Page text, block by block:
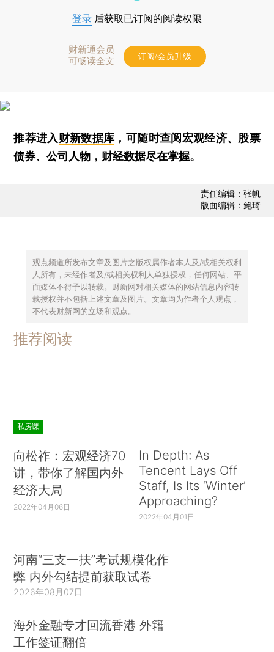
登录 后获取已订阅的阅读权限
财新通会员
可畅读全文
订阅/会员升级
推荐进入财新数据库 ，可随时查阅宏观经济、股票
债券、公司人物，财经数据尽在掌握。
责任编辑：张帆
版面编辑：鲍琦
观点频道所发布文章及图片之版权属作者本人及/或相关权利
人所有，未经作者及/或相关权利人单独授权，任何网站、平
面媒体不得予以转载。财新网对相关媒体的网站信息内容转
载授权并不包括上述文章及图片。文章均为作者个人观点，
不代表财新网的立场和观点。
推荐阅读
私房课
向松祚：宏观经济70
讲，带你了解国内外
经济大局
2022年04月06日
In Depth: As
Tencent Lays Off
Staff, Is Its ‘Winter’
Approaching?
2022年04月01日
河南“三支一扶”考试规模化作
弊 内外勾结提前获取试卷
2026年08月07日
海外金融专才回流香港 外籍
工作签证翻倍